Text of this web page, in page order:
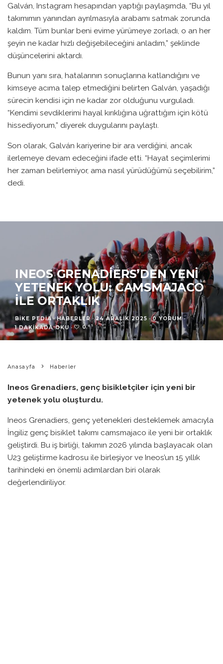
Galván, Instagram hesapından yaptığı paylaşımda, “Bu yıl
takımımın yanından ayrılmasıyla arabamı satmak zorunda
kaldım. Tüm bunlar beni evime yürümeye zorladı, o an her
şeyin ne kadar hızlı değişebileceğini anladım,” şeklinde
düşüncelerini aktardı.
Bunun yanı sıra, hatalarının sonuçlarına katlandığını ve
kimseye acıma talep etmediğini belirten Galván, yaşadığı
sürecin kendisi için ne kadar zor olduğunu vurguladı.
“Kendimi sevdiklerimi hayal kırıklığına uğrattığım için kötü
hissediyorum,” diyerek duygularını paylaştı.
Son olarak, Galván kariyerine bir ara verdiğini, ancak
ilerlemeye devam edeceğini ifade etti. “Hayat seçimlerimi
her zaman belirlemiyor, ama nasıl yürüdüğümü seçebilirim,”
dedi.
INEOS GRENADIERS’DEN YENI
YETENEK YOLU: CAMSMAJACO
ILE ORTAKLIK
BIKE PEDIA · HABERLER · 24 ARALIK 2025 · 0 YORUM ·
1 DAKIKADA OKU · 0
Anasayfa Haberler
Ineos Grenadiers, genç bisikletçiler için yeni bir
yetenek yolu oluşturdu.
Ineos Grenadiers, genç yetenekleri desteklemek amacıyla
İngiliz genç bisiklet takımı camsmajaco ile yeni bir ortaklık
geliştirdi. Bu iş birliği, takımın 2026 yılında başlayacak olan
U23 geliştirme kadrosu ile birleşiyor ve Ineos’un 15 yıllık
tarihindeki en önemli adımlardan biri olarak
değerlendiriliyor.